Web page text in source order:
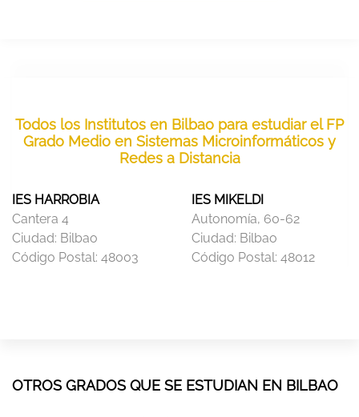
Todos los Institutos en Bilbao para estudiar el FP
Grado Medio en Sistemas Microinformáticos y
Redes a Distancia
IES HARROBIA
Cantera 4
Ciudad: Bilbao
Código Postal: 48003
IES MIKELDI
Autonomía, 60-62
Ciudad: Bilbao
Código Postal: 48012
OTROS GRADOS QUE SE ESTUDIAN EN BILBAO